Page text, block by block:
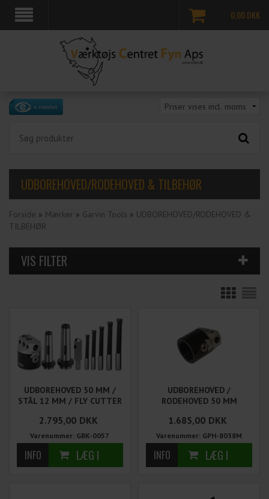
0,00 DKK
UDBOREHOVED/RODEHOVED & TILBEHØR
Forside » Mærker » Garvin Tools » UDBOREHOVED/RODEHOVED &
TILBEHØR
UDBOREHOVED 50 MM /
STÅL 12 MM / FLY CUTTER
2.795,00 DKK
Varenummer: GBK-0057
UDBOREHOVED /
RODEHOVED 50 MM
1.685,00 DKK
Varenummer: GPH-8038M